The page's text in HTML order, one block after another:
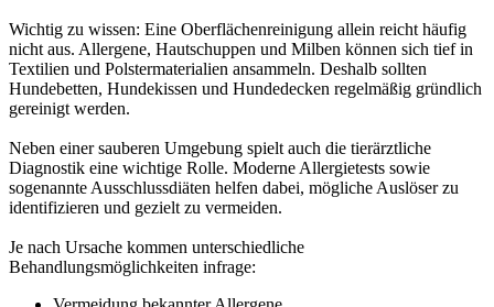
Wichtig zu wissen: Eine Oberflächenreinigung allein reicht häufig
nicht aus. Allergene, Hautschuppen und Milben können sich tief in
Textilien und Polstermaterialien ansammeln. Deshalb sollten
Hundebetten, Hundekissen und Hundedecken regelmäßig gründlich
gereinigt werden.
Neben einer sauberen Umgebung spielt auch die tierärztliche
Diagnostik eine wichtige Rolle. Moderne Allergietests sowie
sogenannte Ausschlussdiäten helfen dabei, mögliche Auslöser zu
identifizieren und gezielt zu vermeiden.
Je nach Ursache kommen unterschiedliche
Behandlungsmöglichkeiten infrage: